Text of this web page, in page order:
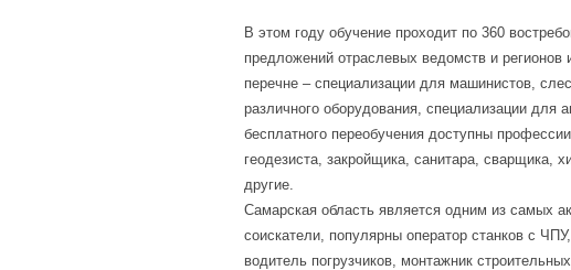
В этом году обучение проходит по 360
предложений отраслевых ведомств и регионов
перечне – специализации для машинистов,
различного оборудования, специализации для
бесплатного переобучения доступны
геодезиста, закройщика, санитара, сварщика,
другие.
Самарская область является одним из самых
соискатели, популярны оператор станков с
водитель погрузчиков, монтажник